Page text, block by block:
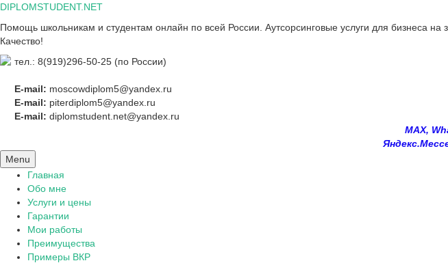
Skip
content
DIPLOMSTUDENT.NET
Помощь школьникам и студентам онлайн по всей России. Аутсорсинговые услуги для бизнеса
Качество!
тел.: 8(919)296-50-25 (по России)
E-mail: moscowdiplom5@yandex.ru
E-mail: piterdiplom5@yandex.ru
E-mail: diplomstudent.net@yandex.ru
MAX,
Menu
Главная
Обо мне
Услуги и цены
Гарантии
Мои работы
Преимущества
Примеры ВКР